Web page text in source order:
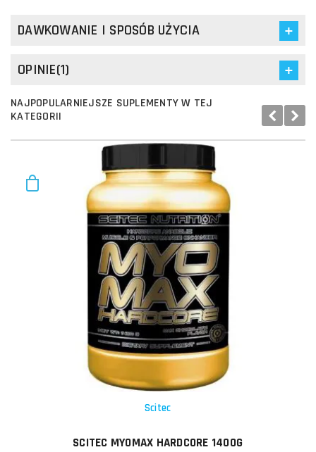
DAWKOWANIE I SPOSÓB UŻYCIA
OPINIE(1)
NAJPOPULARNIEJSZE SUPLEMENTY W TEJ
KATEGORII
Scitec
SCITEC MYOMAX HARDCORE 1400G